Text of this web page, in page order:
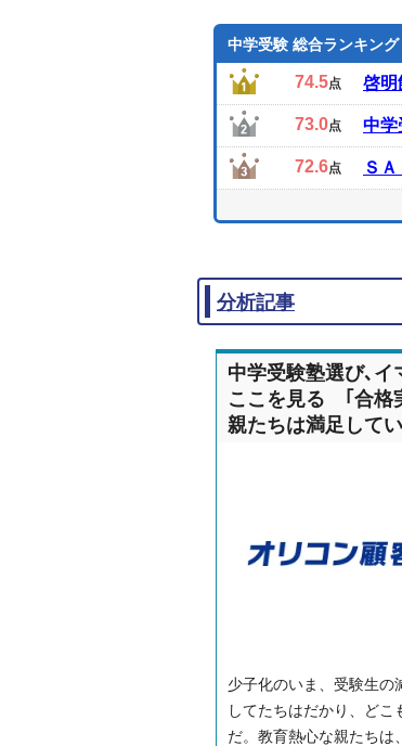
中学受験 総合ランキング
74.5点 啓明
73.0点 中学
72.6点 Ｓ
分析記事
中学受験塾選び､イ
ここを見る ｢合格
親たちは満足して
少子化のいま、受験生の
してたちはだかり、どこ
だ。教育熱心な親たちは